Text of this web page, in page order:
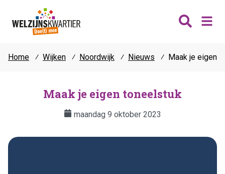
Katwijk
Ontmoeten
Home ⁄ Wijken ⁄ Noordwijk ⁄ Nieuws ⁄ Maak je eigen
Maak je eigen toneelstuk
maandag 9 oktober 2023